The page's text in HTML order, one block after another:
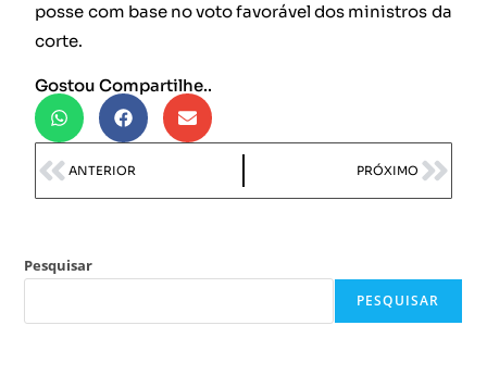
posse com base no voto favorável dos ministros da
corte.
Gostou Compartilhe..
ANTERIOR PRÓXIMO
Pesquisar
PESQUISAR